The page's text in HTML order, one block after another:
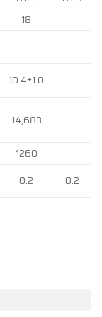
18
10.4±1.0
14,683
1260
0.2 0.2